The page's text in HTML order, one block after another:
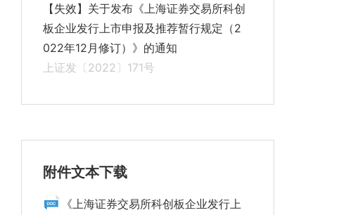
【失效】关于发布《上海证券交易所科创
板企业发行上市申报及推荐暂行规定（2
022年12月修订）》的通知
上证发〔2022〕171号
附件文本下载
《上海证券交易所科创板企业发行上